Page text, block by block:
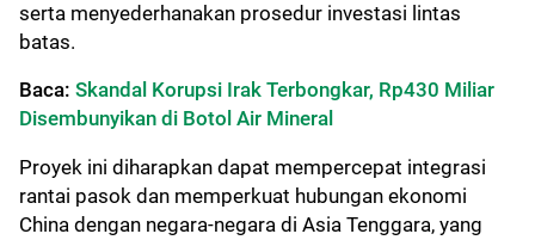
serta menyederhanakan prosedur investasi lintas
batas.
Baca: Skandal Korupsi Irak Terbongkar, Rp430 Miliar
Disembunyikan di Botol Air Mineral
Proyek ini diharapkan dapat mempercepat integrasi
rantai pasok dan memperkuat hubungan ekonomi
China dengan negara-negara di Asia Tenggara, yang